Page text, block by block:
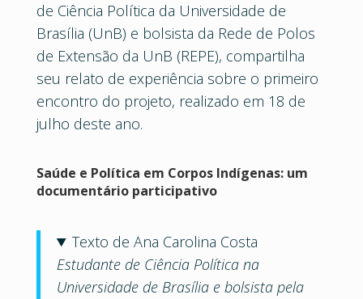
de Ciência Política da Universidade de
Brasília (UnB) e bolsista da Rede de Polos
de Extensão da UnB (REPE), compartilha
seu relato de experiência sobre o primeiro
encontro do projeto, realizado em 18 de
julho deste ano.
Saúde e Política em Corpos Indígenas: um
documentário participativo
Texto de Ana Carolina Costa
Estudante de Ciência Política na
Universidade de Brasília e bolsista pela